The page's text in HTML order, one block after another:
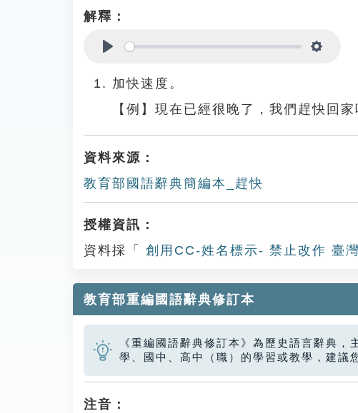
解釋：
加快速度。
【例】現在已經很晚了，我們趕快回家
資料來源：
教育部國語辭典簡編本_趕快
授權資訊：
資料採「
創用CC-姓名標示- 禁止改作 臺
教育部重編國語辭典修訂本
《重編國語辭典修訂本》為歷史語言辭典
學、國中、高中（職）的學習或教學，建議
注音：